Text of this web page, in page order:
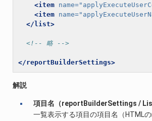
<item name=
<item name=
</list>
<!-- 略 -->
</reportBuilderSettings>
解説
項目名（reportBuilderSettings /
一覧表示する項目の項目名（HTML